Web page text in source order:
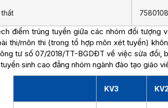
7580108
điểm trúng tuyển giữa các nhóm đối tượng
thi/môn thi (trong tổ hợp môn xét tuyển)
tư số 07/2018/TT-BGDĐT về việc sửa đổi,
sinh cao đẳng nhóm ngành đào tạo giáo
KV3 KV2